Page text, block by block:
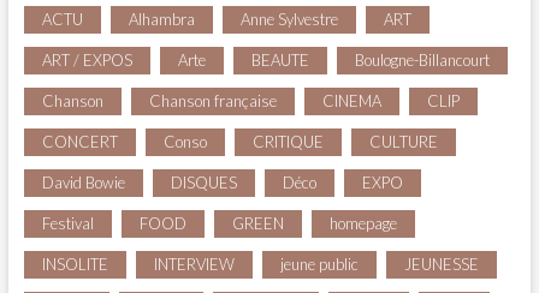
ACTU Alhambra Anne Sylvestre ART
ART / EXPOS Arte BEAUTE Boulogne-Billancourt
Chanson Chanson française CINEMA CLIP
CONCERT Conso CRITIQUE CULTURE
David Bowie DISQUES Déco EXPO
Festival FOOD GREEN homepage
INSOLITE INTERVIEW jeune public JEUNESSE